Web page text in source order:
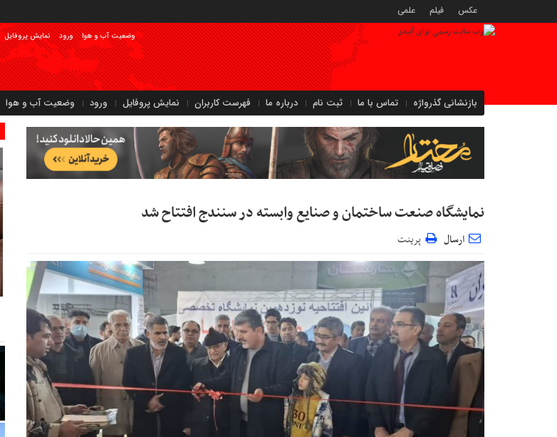
عکس فیلم علمی
نمایش پروفایل ورود وضعیت آب و هوا
بازنشانی گذرواژه تماس با ما ثبت نام درباره ما فهرست کاربران نمایش پروفایل ورود وضعیت آب و هوا
نمایشگاه صنعت ساختمان و صنایع وابسته در سنندج افتتاح شد
ارسال پرینت